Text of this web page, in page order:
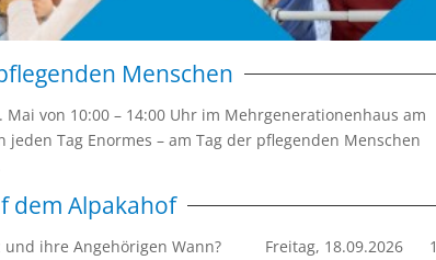
Menschen
von 10:00 – 14:00 Uhr im Mehrgenerationenhaus am
Tag Enormes – am Tag der pflegenden Menschen
dem Alpakahof
und ihre Angehörigen Wann? Freitag, 18.09.2026